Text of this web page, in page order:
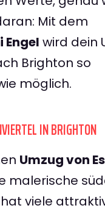
Mit dem
Engel wird dein
Brighton so
möglich.
IN BRIGHTON
Umzug von
malerische
viele